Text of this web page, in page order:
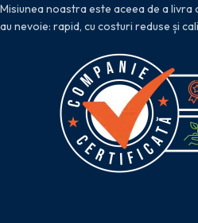
Misiunea noastra este aceea de a
au nevoie: rapid, cu costuri reduse și